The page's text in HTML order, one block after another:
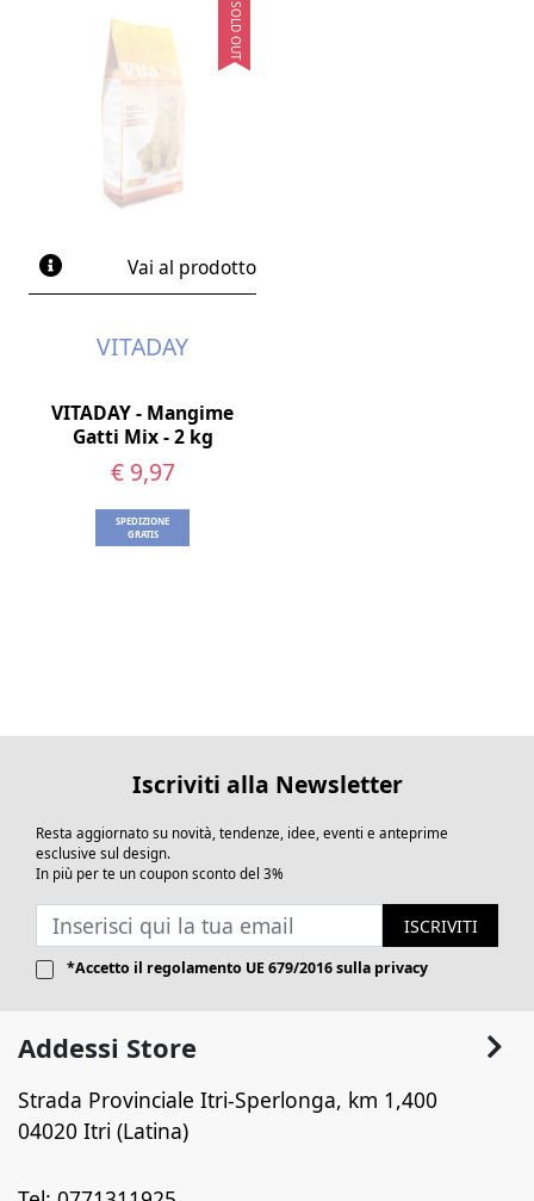
SOLD OUT
Vai al prodotto
VITADAY
VITADAY - Mangime
Gatti Mix - 2 kg
€ 9,97
SPEDIZIONE
GRATIS
Iscriviti alla Newsletter
Resta aggiornato su novità, tendenze, idee, eventi e anteprime
esclusive sul design.
In più per te un coupon sconto del 3%
ISCRIVITI
*Accetto il regolamento UE 679/2016sulla privacy
Addessi Store
Strada Provinciale Itri-Sperlonga, km 1,400
04020 Itri (Latina)